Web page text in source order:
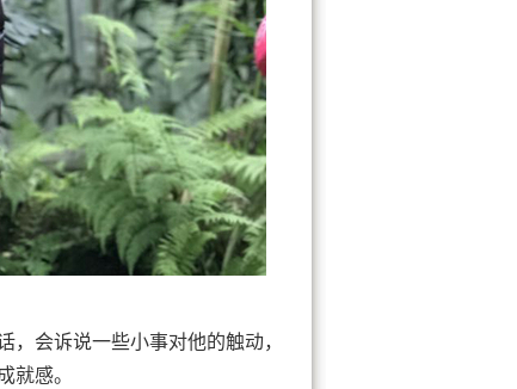
会诉说一些小事对他的触动，
就感。